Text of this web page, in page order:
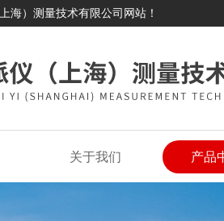
海）测量技术有限公司网站！
关于我们 产品